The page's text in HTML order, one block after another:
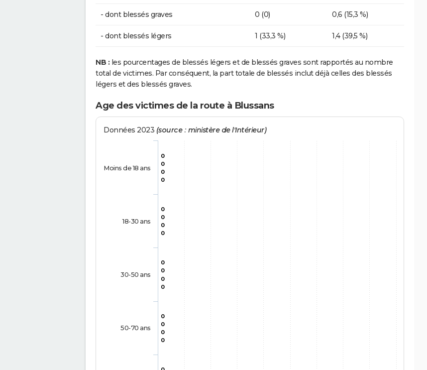
- dont blessés graves 0 (0) 0,6 (15,3 %)
- dont blessés légers 1 (33,3 %) 1,4 (39,5 %)
NB : les pourcentages de blessés légers et de blessés graves sont rapportés au nombre
total de victimes. Par conséquent, la part totale de blessés inclut déjà celles des blessés
légers et des blessés graves.
Age des victimes de la route à Blussans
Données 2023 (source : ministère de l'Intérieur)
0
0
0
0
0
0
0
0
0
0
0
0
0
0
0
0
Moins de 18 ans
18-30 ans
30-50 ans
50-70 ans